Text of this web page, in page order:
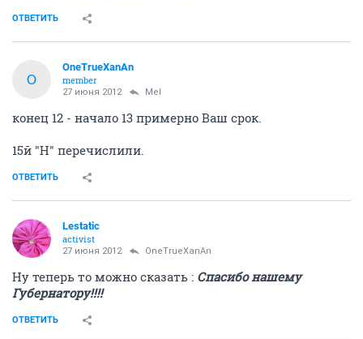
ОТВЕТИТЬ
O
OneTrueXanAn
member
27 июня 2012 Mel
конец 12 - начало 13 примерно Ваш срок.
15й "Н" перечислили.
ОТВЕТИТЬ
Lestatic
activist
27 июня 2012 OneTrueXanAn
Ну теперь то можно сказать : Спасибо нашему
Губернатору!!!!
ОТВЕТИТЬ